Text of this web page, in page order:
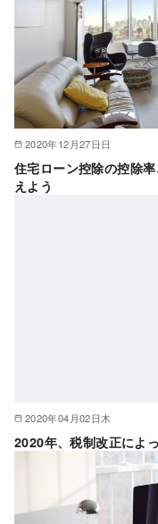
2020年12月27日日
住宅ローン控除の控除
えよう
2020年04月02日木
2020年、税制改正によ